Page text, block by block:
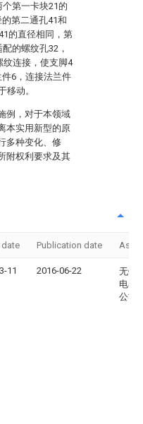
第一卡块21的
第二通孔41和
的直径相同，第
的螺纹孔32，
纹连接，使支脚4
6，连接法兰件
移动。
例，对于本领域
本实用新型的原
多种变化、修
附权利要求及其
date Publication date
11 2016-06-22
无锡
电器
公司